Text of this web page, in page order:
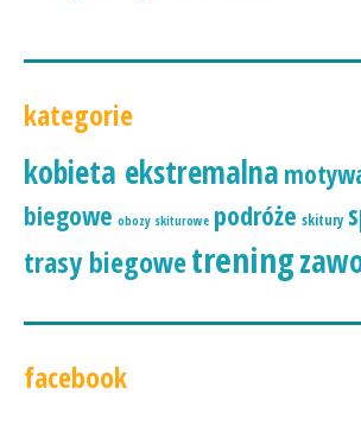
kategorie
kobieta ekstremalna
biegowe obozy skiturowe podróże skitury
trasy biegowetrening
facebook